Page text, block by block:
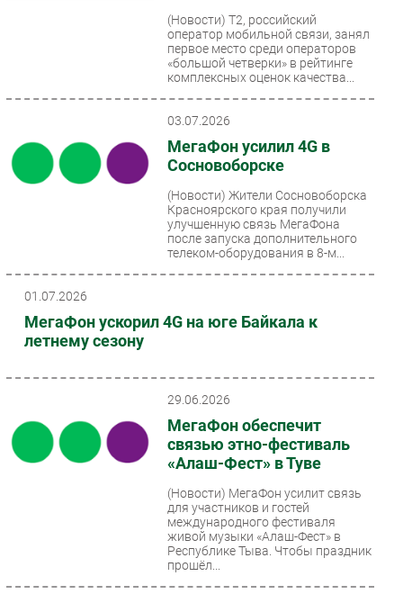
(Новости) Т2, российский
оператор мобильной связи, занял
первое место среди операторов
«большой четверки» в рейтинге
комплексных оценок качества...
03.07.2026
МегаФон усилил 4G в
Сосновоборске
(Новости) Жители Сосновоборска
Красноярского края получили
улучшенную связь МегаФона
после запуска дополнительного
телеком-оборудования в 8-м...
01.07.2026
МегаФон ускорил 4G на юге Байкала к
летнему сезону
29.06.2026
МегаФон обеспечит
связью этно-фестиваль
«Алаш-Фест» в Туве
(Новости) МегаФон усилит связь
для участников и гостей
международного фестиваля
живой музыки «Алаш-Фест» в
Республике Тыва. Чтобы праздник
прошёл...